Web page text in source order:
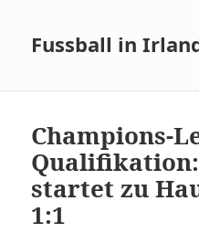
Fussball in
Champions-
startet zu
1:1